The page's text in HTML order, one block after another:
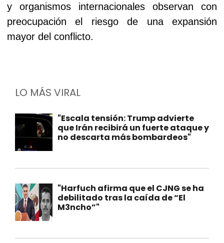
y organismos internacionales observan con
preocupación el riesgo de una expansión
mayor del conflicto.
LO MÁS VIRAL
"Escala tensión: Trump advierte
que Irán recibirá un fuerte ataque y
no descarta más bombardeos"
"Harfuch afirma que el CJNG se ha
debilitado tras la caída de “El
M3ncho”"